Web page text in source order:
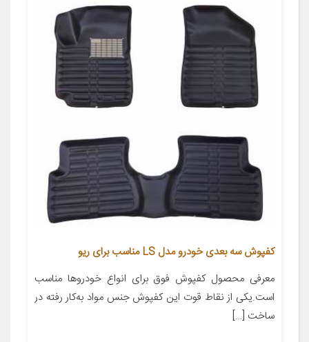
کفپوش سه بعدی خودرو مدل LS مناسب برای ریو
معرفی محصول کفپوش فوق برای انواع خودروها مناسب
است.یکی از نقاط قوت این کفپوش جنس مواد به‌کار رفته در
ساخت […]